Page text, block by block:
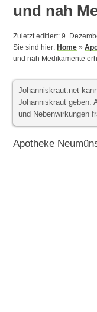
und nah
Zuletzt editiert: 9.
Sie sind hier:Home »
und nah Medikamente
Johanniskraut.net
Johanniskraut geben.
und Nebenwirkungen
Apotheke